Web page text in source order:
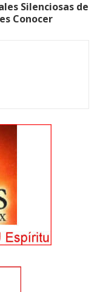
Silenciosas de
Conocer